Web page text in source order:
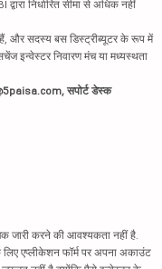
निर्धारित सीमा से अधिक नहीं
और सदस्य बस डिस्ट्रीब्यूटर के रूप में
इन्वेस्टर निवारण मंच या मध्यस्थता
सपोर्ट डेस्क
जारी करने की आवश्यकता नहीं है.
एप्लीकेशन फॉर्म पर अपना अकाउंट